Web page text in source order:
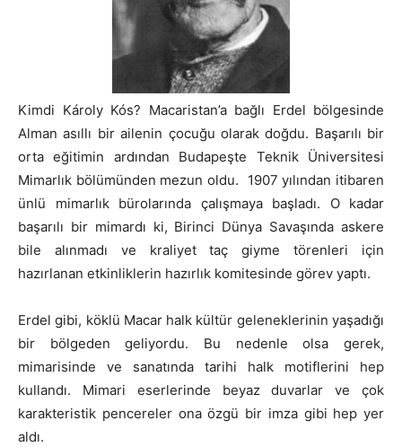
Kimdi Károly Kós? Macaristan’a bağlı Erdel bölgesinde
Alman asıllı bir ailenin çocuğu olarak doğdu. Başarılı bir
orta eğitimin ardından Budapeşte Teknik Üniversitesi
Mimarlık bölümünden mezun oldu. 1907 yılından itibaren
ünlü mimarlık bürolarında çalışmaya başladı. O kadar
başarılı bir mimardı ki, Birinci Dünya Savaşında askere
bile alınmadı ve kraliyet taç giyme törenleri için
hazırlanan etkinliklerin hazırlık komitesinde görev yaptı.
Erdel gibi, köklü Macar halk kültür geleneklerinin yaşadığı
bir bölgeden geliyordu. Bu nedenle olsa gerek,
mimarisinde ve sanatında tarihi halk motiflerini hep
kullandı. Mimari eserlerinde beyaz duvarlar ve çok
karakteristik pencereler ona özgü bir imza gibi hep yer
aldı.